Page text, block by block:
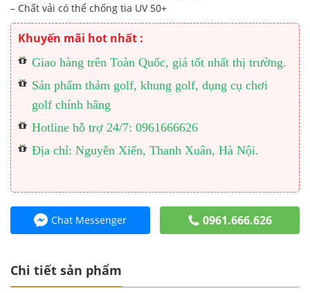
– Chất vải có thể chống tia UV 50+
Khuyến mãi hot nhất :
Giao hàng trên Toàn Quốc, giá tốt nhất thị trường.
Sản phẩm thảm golf, khung golf, dụng cụ chơi
golf chính hãng
Hotline hỗ trợ 24/7: 0961666626
Địa chỉ: Nguyễn Xiển, Thanh Xuân, Hà Nội.
Chat Messenger 0961.666.626
Chi tiết sản phẩm